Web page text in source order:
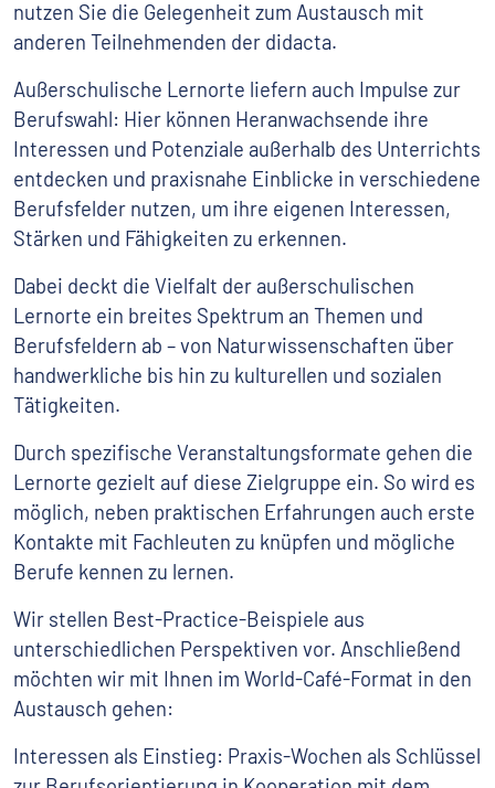
nutzen Sie die Gelegenheit zum Austausch mit
anderen Teilnehmenden der didacta.
Außerschulische Lernorte liefern auch Impulse zur
Berufswahl: Hier können Heranwachsende ihre
Interessen und Potenziale außerhalb des Unterrichts
entdecken und praxisnahe Einblicke in verschiedene
Berufsfelder nutzen, um ihre eigenen Interessen,
Stärken und Fähigkeiten zu erkennen.
Dabei deckt die Vielfalt der außerschulischen
Lernorte ein breites Spektrum an Themen und
Berufsfeldern ab – von Naturwissenschaften über
handwerkliche bis hin zu kulturellen und sozialen
Tätigkeiten.
Durch spezifische Veranstaltungsformate gehen die
Lernorte gezielt auf diese Zielgruppe ein. So wird es
möglich, neben praktischen Erfahrungen auch erste
Kontakte mit Fachleuten zu knüpfen und mögliche
Berufe kennen zu lernen.
Wir stellen Best-Practice-Beispiele aus
unterschiedlichen Perspektiven vor. Anschließend
möchten wir mit Ihnen im World-Café-Format in den
Austausch gehen:
Interessen als Einstieg: Praxis-Wochen als Schlüssel